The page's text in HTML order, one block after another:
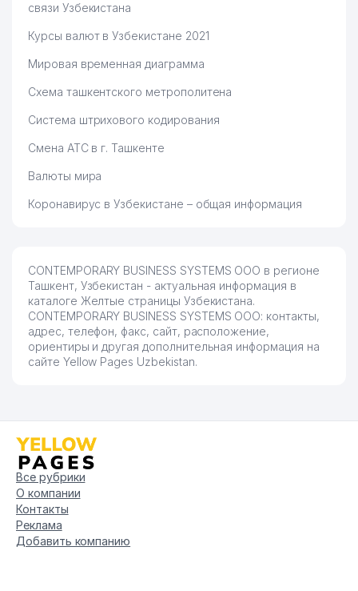
связи Узбекистана
Курсы валют в Узбекистане 2021
Мировая временная диаграмма
Схема ташкентского метрополитена
Система штрихового кодирования
Смена АТС в г. Ташкенте
Валюты мира
Коронавирус в Узбекистане – общая информация
CONTEMPORARY BUSINESS SYSTEMS ООО в регионе
Ташкент, Узбекистан - актуальная информация в
каталоге Желтые страницы Узбекистана.
CONTEMPORARY BUSINESS SYSTEMS ООО: контакты,
адрес, телефон, факс, сайт, расположение,
ориентиры и другая дополнительная информация на
сайте Yellow Pages Uzbekistan.
Все рубрики
О компании
Контакты
Реклама
Добавить компанию